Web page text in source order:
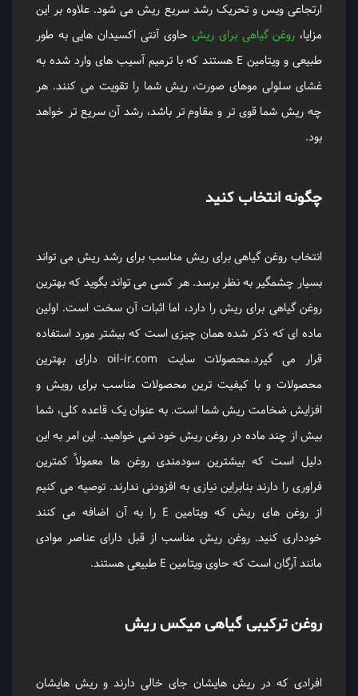
ارتجاعی ویس و تحریک رشد سریع ریش می شود. علاوه بر این
مزایا، روغن گیاهی برای ریشحاوی آنتی اکسیدان هایی به طور
طبیعی و ویتامین E هستند که با ترمیم آسیب های وارد شده به
غشای سلولی موهای صورت، ریش شما را تقویت می کنند. هر
چه ریش شما قوی تر و مقاوم تر باشد، رشد آن سریع تر خواهد
بود.
چگونه انتخاب کنید
انتخاب روغن گیاهی برای ریش مناسب برای رشد ریش می تواند
بسیار چشمگیر به نظر برسد. هر کسی می تواند بگوید که بهترین
روغن گیاهی برای ریش را دارد، اما اثبات آن سخت است. اولین
ماده ای که ذکر شده همان چیزی است که بیشتر مورد استفاده
قرار می گیرد.محصولات سایت oil-ir.com دارای بهترین
محصولات و با کیفیت ترین محصولات مناسب برای رویش و
افزایش ضخامت ریش شما است. به عنوان یک قاعده کلی، شما
بیش از چند ماده در روغن ریش خود نمی خواهید. این امر به این
دلیل است که بیشترین سودمندی روغن ها معمولاً کمترین
فراوری را دارند بنابراین نیازی به افزودنی ندارند. توصیه می کنیم
از روغن های ریش که ویتامین E را به آن اضافه می کنند
خودداری کنید. روغن ریش مناسب از قبل دارای عناصر موادی
مانند آرگان است که حاوی ویتامین E طبیعی هستند.
روغن ترکیبی گیاهی میکس ریش
‎افرادی که در ریش هایشان جای خالی دارند و ریش هایشان